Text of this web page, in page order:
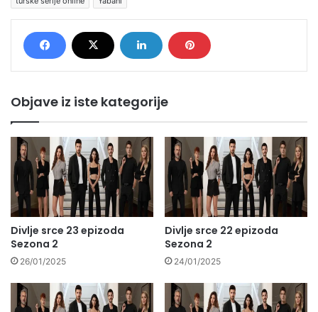
Objave iz iste kategorije
Divlje srce 23 epizoda
Sezona 2
26/01/2025
Divlje srce 22 epizoda
Sezona 2
24/01/2025